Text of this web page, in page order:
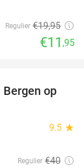
Regulier €19,95
€11 ,95
50%
op
9.5 star
Regulier €40